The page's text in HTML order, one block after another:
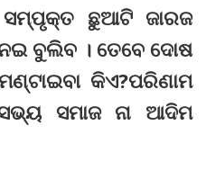
ଛୁଆଟି ଜାରଜ
ବୁଲିବ । ତେବେ ଦୋଷ
କିଏ?ପରିଣାମ
ସମାଜ ନା ଆଦିମ